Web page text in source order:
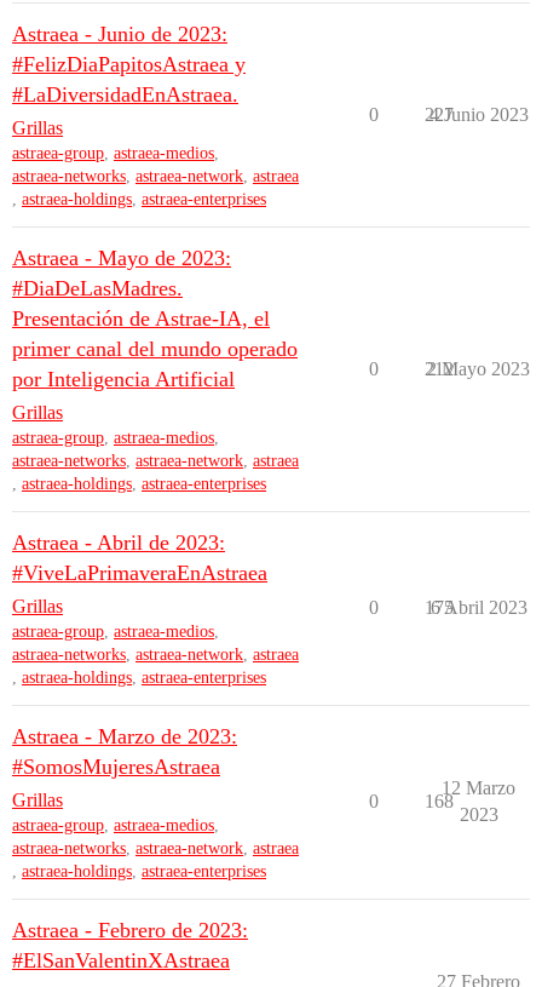
Astraea - Junio de 2023:
#FelizDiaPapitosAstraea y
#LaDiversidadEnAstraea.
Grillas
astraea-group, astraea-medios,
astraea-networks, astraea-network, astraea
, astraea-holdings, astraea-enterprises
0 227
4 Junio 2023
Astraea - Mayo de 2023:
#DiaDeLasMadres.
Presentación de Astrae-IA, el
primer canal del mundo operado
por Inteligencia Artificial
Grillas
astraea-group, astraea-medios,
astraea-networks, astraea-network, astraea
, astraea-holdings, astraea-enterprises
0 212
2 Mayo 2023
Astraea - Abril de 2023:
#ViveLaPrimaveraEnAstraea
Grillas
astraea-group, astraea-medios,
astraea-networks, astraea-network, astraea
, astraea-holdings, astraea-enterprises
0 175
6 Abril 2023
Astraea - Marzo de 2023:
#SomosMujeresAstraea
Grillas
astraea-group, astraea-medios,
astraea-networks, astraea-network, astraea
, astraea-holdings, astraea-enterprises
0 168
12 Marzo
2023
Astraea - Febrero de 2023:
#ElSanValentinXAstraea
27 Febrero